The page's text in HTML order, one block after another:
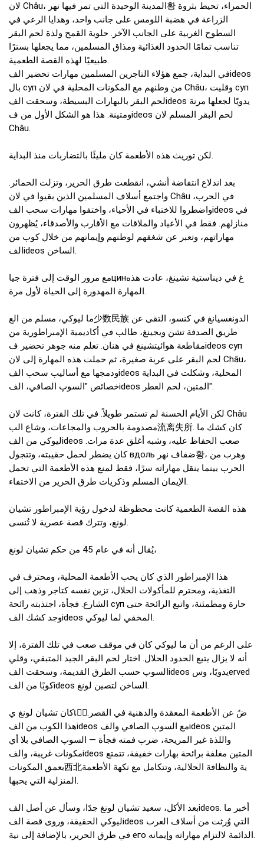
لان Châu، المدينة الوحيدة التي تمر فيها نهر황 الحمراء، تحيط بثروة
الزراعة في هضبة اللومس على جانب واحد، وهدايا الرعي في
السطوح الغربية على الجانب الآخر. حلوية القمح ولذة لحم البقر
تناسب تمامًا الحدود الغذائية ومذاق المسلمين، مما يجعلها بسترًا
طبيعيًا لهذه القصة الطعمية.
في البداية، جمع هؤلاء التاجرين المسلمين مهارات تحضير الفideos
بال суп من وطنهم مع المكونات المحلية في لان Châu، وقليت суп
لحم البقر بالبهارات البسيطة، وسحقت الفideos يدويًا لجعلها مرنة
ومتينة. هذا هو الشكل الأول من فideos لحم البقر المسلم لان
Châu.
لكن توريث هذه الأطعمة كان مليئًا بالتضاربات منذ البداية.
بعد اندلاع انتفاضة أنشي، انقطعت طرق الحرير، وتزلت الحمائر.
واجتمع أسلاف المسلمين الذين بقيوا في لان Châu في الحرب،
واضطروا للاختباء في الأحياء، واختفوا مهارات سحب الفideos في
منازلهم. فقط في الأعياد والملاقات مع الأقارب والأصدقاء، يُظهرون
مهاراتهم، وتعبر عن شغفهم لوطنهم وإيمانهم من خلال كوب من
الفideos الساخن.
مع مرور الوقت إلى فترة جياцинغ في ديناستية تشينغ، عادت هذه
المهارة المهدورة إلى الحياة لأول مرة.
ما ليوكي، مسلم من الع少数民族 الدونغسيانغ في كنسو، التقى عن
طريق الصدفة تشن ويجينغ، طالب في أكاديمية الإمبراطورية من
مقاطعة هوائيتشينغ في هنان. تعلم منه جوهر تحضير فideos суп
لحم البقر على عربة صغيرة، ثم حملت هذه المهارة إلى لان Châu،
ودمجها مع أساليب سحب الفideos المحلية، وشكلت في البداية
خصائص "السوپ الصافي، الفideos المتين، لحم العطر".
لكن الأيام الحسنة لم تستمر طويلاً. في تلك الفترة، كانت لان Châu
مصدومة بالحروب والمجاعات، وشاع الب流离失所. كان كشك ما
ليوكي من الفideos صعب الحفاظ عليه، وشبه أغلق عدة مرات.
كان يضطر لحمل حقيبته، وتتجول вдоль ضفاف نهر황، وهرب من
الحرب بينما ينقل مهاراته سرًا، فقط لمنع هذه الأطعمة التي تحمل
الإيمان المسلم وذكريات طرق الحرير من الاختفاء.
هذه القصة الطعمية كانت محظوظة لدخول رؤية الإمبراطور تشيان
لونغ، وتترك قصة عصرية لا تُنسى.
يُقال أنه في عام 45 من حكم تشيان لونغ،
هذا الإمبراطور الذي كان يحب الأطعمة المحلية، ومحترف في
التغذية، ومحترم للمأكولات الحلال، تزين نفسه كتاجر وذهب إلى
الشارع. فجأة، اجتذبته رائحة суп حارة ومطمئنة، واتبع الرائحة حتى
وجد كشك الفideos المخفي لما ليوكي.
على الرغم من أن ما ليوكي كان في موقف صعب في تلك الفترة، إلا
أنه لا يزال يتبع الحدود الحلال. اختار لحم البقر الجيد المتبقي، وقلي
السوپ حسب الطرق القديمة، وسحقت الفideos يدويًا، وسerved
كوبًا من الفideos الساخن لتصين لونغ.
كان تشيان لونغ يเบِضُ عن الأطعمة المعقدة والدهنية في القصر.
هذا الكوب من الفideos مع السوپ الصافي والفideos المتين
واللذة غير المريحة، ضرب فمته فجأة — السوپ الصافي بلا أي
مكونات غريبة، والفideos المتين مغلفة برائحة بهارات خفيفة، تتمتع
بعمق المكونات西北ية والنظافة الحلالية، وتتكامل مع نكهة الأطعمة
المنزلية التي يحبها.
بعد الأكل، سعيد تشيان لونغ جدًا، وسأل عن أصل الفideos. أخبر ما
ليوكي الحقيقة، وروى قصة الفideos التي وُرثت من أسلاف العرب
في طرق الحرير، بالإضافة إلى نية его الدائمة لالتزام مهاراته وإيمانه.